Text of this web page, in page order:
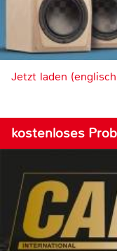
Jetzt laden
kostenloses